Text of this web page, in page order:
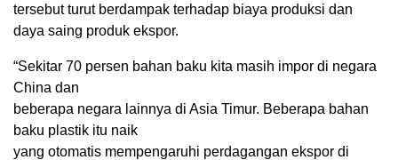
tersebut turut berdampak terhadap biaya produksi dan
daya saing produk ekspor.
“Sekitar 70 persen bahan baku kita masih impor di negara
China dan
beberapa negara lainnya di Asia Timur. Beberapa bahan
baku plastik itu naik
yang otomatis mempengaruhi perdagangan ekspor di